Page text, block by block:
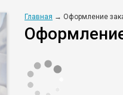
Главная → Оформление